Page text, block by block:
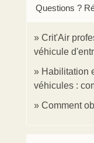
Questions ?
Crit'Air
véhicule
Habilitation
véhicules :
Comment